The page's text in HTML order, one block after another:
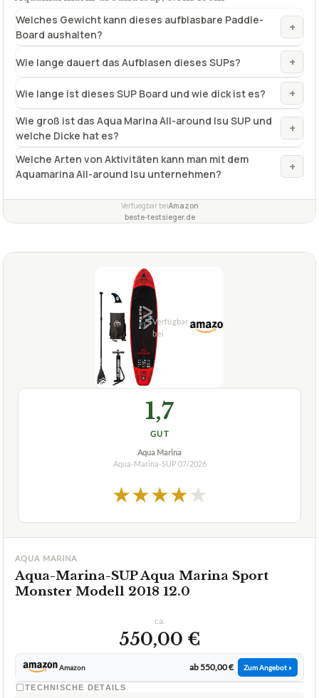
Welches Gewicht kann dieses aufblasbare Paddle-
Board aushalten?
+
Wie lange dauert das Aufblasen dieses SUPs? +
Wie lange ist dieses SUP Board und wie dick ist es? +
Wie groß ist das Aqua Marina All-around Isu SUP und
welche Dicke hat es?
+
Welche Arten von Aktivitäten kann man mit dem
Aquamarina All-around Isu unternehmen?
+
Verfuegbar beiAmazon
beste-testsieger.de
1,7
GUT
Aqua Marina
Aqua-Marina-SUP 07/2026
★★★★★
AQUA MARINA
Aqua-Marina-SUP Aqua Marina Sport
Monster Modell 2018 12.0
ca.
550,00 €
Amazon ab 550,00 € Zum Angebot »
TECHNISCHE DETAILS